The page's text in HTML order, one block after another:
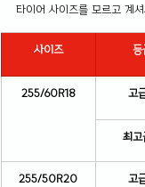
타이어 사이즈를 모르고 계
사이즈 등
255/60R18 고
최고
255/50R20 고